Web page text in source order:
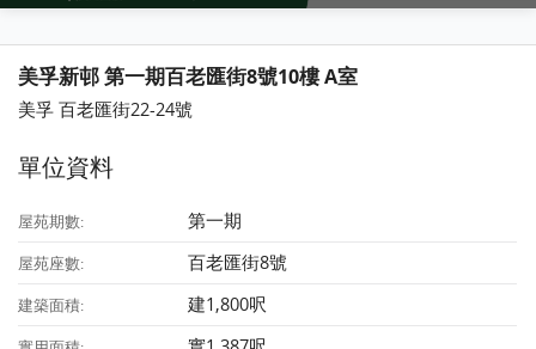
美孚新邨 第一期百老匯街8號10樓 A室
美孚 百老匯街22-24號
單位資料
屋苑期數: 第一期
屋苑座數: 百老匯街8號
建築面積: 建1,800呎